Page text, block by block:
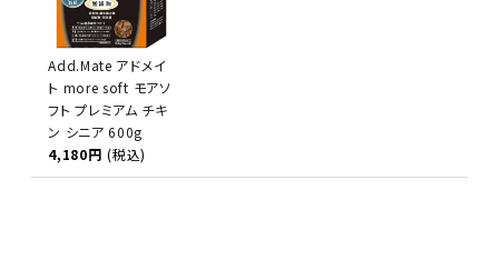
Add.Mate アドメイ
ト more soft モアソ
フト プレミアム チキ
ン シニア 600g
4,180円 (税込)